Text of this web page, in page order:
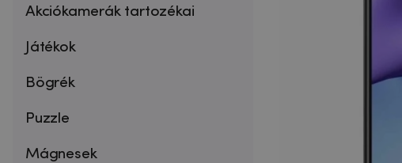
Akciókamerák tartozékai
Játékok
Bögrék
Puzzle
Mágnesek